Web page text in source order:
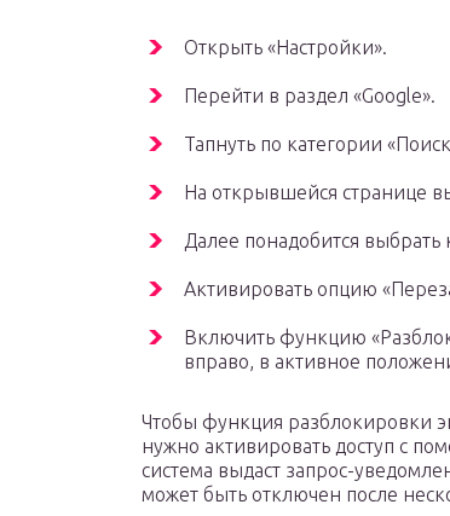
Открыть «Настройки».
Перейти в раздел «Google».
Тапнуть по категории
На открывшейся странице
Далее понадобится выбрать
Активировать опцию
Включить функцию
вправо, в активное
Чтобы функция разблокировки
нужно активировать доступ с
система выдаст запрос-
может быть отключен после